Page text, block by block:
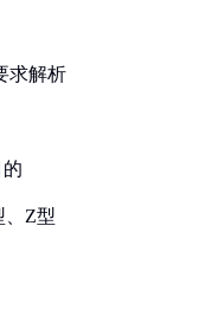
求解析
、Z型